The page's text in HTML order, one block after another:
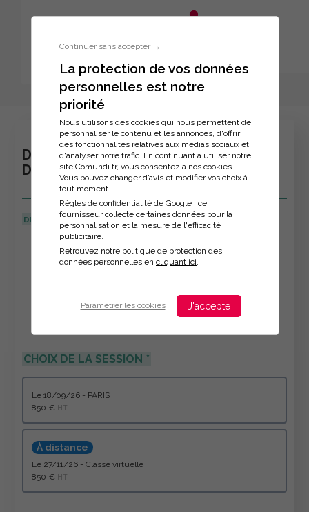
Continuer sans accepter →
La protection de vos données
personnelles est notre
priorité
Nous utilisons des cookies qui nous permettent de
personnaliser le contenu et les annonces, d'offrir
des fonctionnalités relatives aux médias sociaux et
d'analyser notre trafic. En continuant à utiliser notre
site Comundi.fr, vous consentez à nos cookies.
Vous pouvez changer d’avis et modifier vos choix à
tout moment.
Règles de confidentialité de Google : ce
fournisseur collecte certaines données pour la
personnalisation et la mesure de l'efficacité
publicitaire.
Retrouvez notre politique de protection des
données personnelles en cliquant ici
Paramétrer les cookies J'accepte
Inscription à la formation
DOSSIER RETRAITE : OPTIMISER SES
DROITS
DERNIÈRE MISE À JOUR :03/07/2026
Veuillez décrire votre situation
CHOIX DE LA SESSION
le 18/09/26 - PARIS
850 € HT
À distance
le 27/11/26 - Classe virtuelle
850 € HT